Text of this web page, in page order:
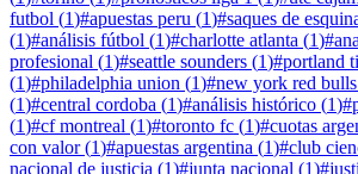
futbol (1)#apuestas peru (1)#saques de
(1)#análisis fútbol (1)#charlotte atlanta (1)#
profesional (1)#seattle sounders (1)#portland
(1)#philadelphia union (1)#new york red bulls
(1)#central cordoba (1)#análisis histórico (1)#
(1)#cf montreal (1)#toronto fc (1)#cuotas
con valor(1)#apuestas argentina (1)#club
nacional de justicia (1)#junta nacional (1)#